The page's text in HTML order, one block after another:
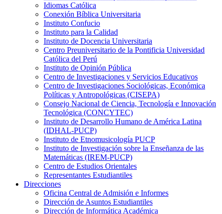
Idiomas Católica
Conexión Bíblica Universitaria
Instituto Confucio
Instituto para la Calidad
Instituto de Docencia Universitaria
Centro Preuniversitario de la Pontificia Universidad
Católica del Perú
Instituto de Opinión Pública
Centro de Investigaciones y Servicios Educativos
Centro de Investigaciones Sociológicas, Económica
Políticas y Antropológicas (CISEPA)
Consejo Nacional de Ciencia, Tecnología e Innovación
Tecnológica (CONCYTEC)
Instituto de Desarrollo Humano de América Latina
(IDHAL-PUCP)
Instituto de Etnomusicología PUCP
Instituto de Investigación sobre la Enseñanza de las
Matemáticas (IREM-PUCP)
Centro de Estudios Orientales
Representantes Estudiantiles
Direcciones
Oficina Central de Admisión e Informes
Dirección de Asuntos Estudiantiles
Dirección de Informática Académica